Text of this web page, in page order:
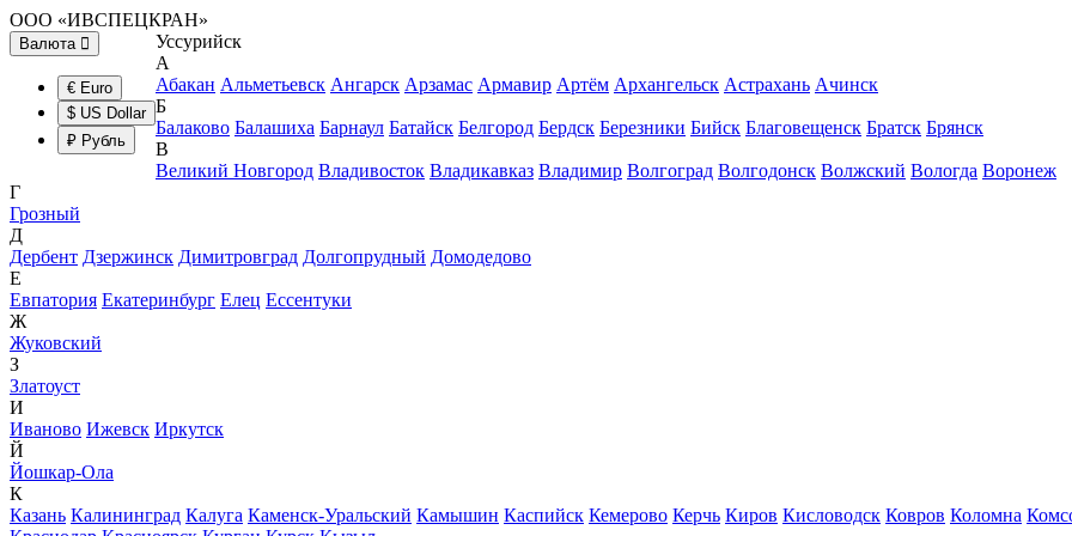
ООО «ИВСПЕЦКРАН»
Валюта
€ Euro
$ US Dollar
₽ Рубль
Уссурийск
А
Абакан Альметьевск Ангарск Арзамас Армавир Артём Архангельск Астрахань Ачинск
Б
Балаково Балашиха Барнаул Батайск Белгород Бердск Березники Бийск Благовещенск Братск Брянск
В
Великий Новгород Владивосток Владикавказ Владимир Волгоград Волгодонск Волжский Вологда Воронеж
Г
Грозный
Д
Дербент Дзержинск Димитровград Долгопрудный Домодедово
Е
Евпатория Екатеринбург Елец Ессентуки
Ж
Жуковский
З
Златоуст
И
Иваново Ижевск Иркутск
Й
Йошкар-Ола
К
Казань Калининград Калуга Каменск-Уральский Камышин Каспийск Кемерово Керчь Киров Кисловодск Ковров Коломна